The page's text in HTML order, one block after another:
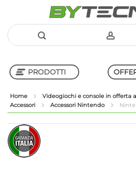
al
PRODOTTI
Shop in Shop
Home
Videogiochi e console in offerta
Accessori
Accessori Nintendo
Vai
alla
fine
della
Vai
all'inizio
della
galleria